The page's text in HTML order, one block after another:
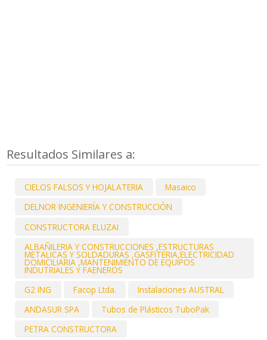
Resultados Similares a:
CIELOS FALSOS Y HOJALATERIA
Masaico
DELNOR INGENIERÍA Y CONSTRUCCIÓN
CONSTRUCTORA ELUZAI
ALBAÑILERIA Y CONSTRUCCIONES ,ESTRUCTURAS
METALICAS Y SOLDADURAS ,GASFITERIA,ELECTRICIDAD
DOMICILIARIA ,MANTENIMIENTO DE EQUIPOS
INDUTRIALES Y FAENEROS
G2 ING
Facop Ltda.
Instalaciones AUSTRAL
ANDASUR SPA
Tubos de Plásticos TuboPak
PETRA CONSTRUCTORA